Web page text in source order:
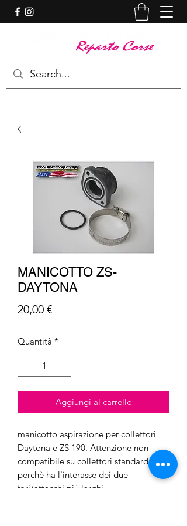
MANICOTTO ZS-
DAYTONA
20,00 €Prezzo
Quantità *
Aggiungi al carrello
manicotto aspirazione per collettori
Daytona e ZS 190. Attenzione non
compatibile su collettori standard
perchè ha l'interasse dei due
fori/attacchi più larghi.